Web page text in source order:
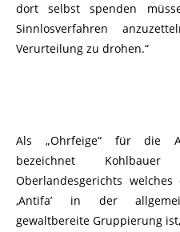
dort selbst spenden
Sinnlosverfahren
Verurteilung zu drohen.“
Als „Ohrfeige“ für die
bezeichnet
Oberlandesgerichts
‚Antifa’ in der
gewaltbereite Gruppierung